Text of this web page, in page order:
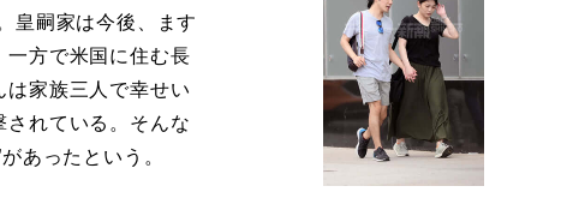
皇嗣家は今後、ます
一方で米国に住む長
は家族三人で幸せい
されている。そんな
あったという。